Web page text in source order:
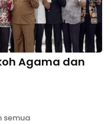
Agama dan
semua